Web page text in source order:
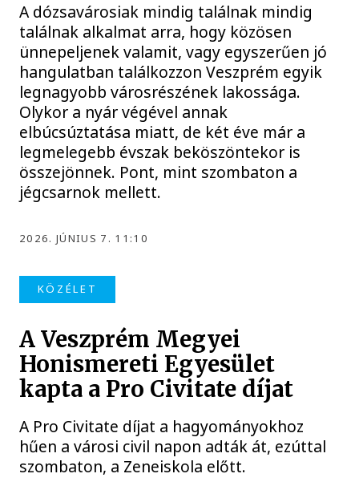
A dózsavárosiak mindig találnak mindig
találnak alkalmat arra, hogy közösen
ünnepeljenek valamit, vagy egyszerűen jó
hangulatban találkozzon Veszprém egyik
legnagyobb városrészének lakossága.
Olykor a nyár végével annak
elbúcsúztatása miatt, de két éve már a
legmelegebb évszak beköszöntekor is
összejönnek. Pont, mint szombaton a
jégcsarnok mellett.
2026. JÚNIUS 7. 11:10
KÖZÉLET
A Veszprém Megyei
Honismereti Egyesület
kapta a Pro Civitate díjat
A Pro Civitate díjat a hagyományokhoz
hűen a városi civil napon adták át, ezúttal
szombaton, a Zeneiskola előtt.